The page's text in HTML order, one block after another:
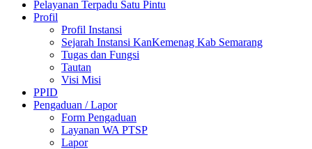
Pelayanan Terpadu Satu Pintu
Profil
Profil Instansi
Sejarah Instansi KanKemenag Kab Semarang
Tugas dan Fungsi
Tautan
Visi Misi
PPID
Pengaduan / Lapor
Form Pengaduan
Layanan WA PTSP
Lapor